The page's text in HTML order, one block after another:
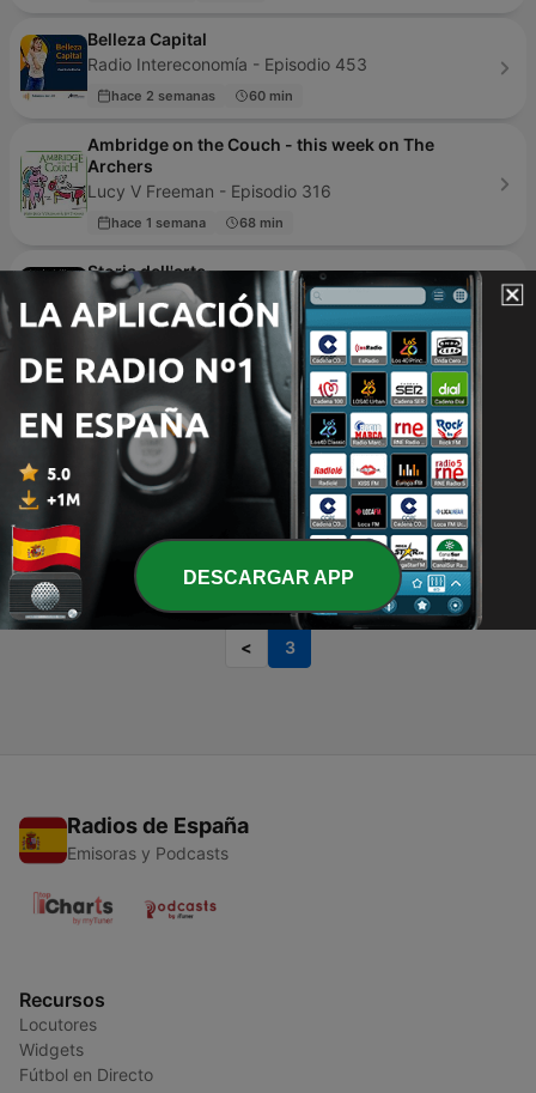
Belleza Capital
Radio Intereconomía - Episodio 453
hace 2 semanas 60 min
Ambridge on the Couch - this week on The
Archers
Lucy V Freeman - Episodio 316
hace 1 semana 68 min
Storia dell'arte
Luigi Gaudio - Episodio 82
25 abr. 2024 39 min
Аудіокниги українською (Студія Калідор та інші)
Студія Химера + Студія Калідор - Episodio 1149
ayer 23 min
Libros libros libros con Atenea Cruz
Atenea Cruz - Episodio 30
27 ago. 2020 60 min
Página3de3
<
3
Radios de España
Emisoras y Podcasts
Recursos
Locutores
Widgets
Fútbol en Directo
DESCARGAR APP